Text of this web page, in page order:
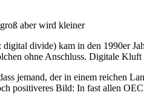
aber wird kleiner
divide) kam in den 1990er
ohne Anschluss. Digitale
jemand, der in einem reichen
positiveres Bild: In fast allen